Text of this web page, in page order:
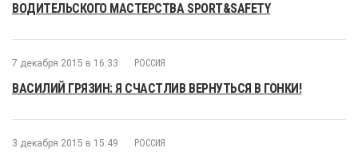
ВОДИТЕЛЬСКОГО МАСТЕРСТВА SPORT&SAFETY
7 декабря 2015 в 16:33 РОССИЯ
ВАСИЛИЙ ГРЯЗИН: Я СЧАСТЛИВ ВЕРНУТЬСЯ В ГОНКИ!
3 декабря 2015 в 15:49 РОССИЯ